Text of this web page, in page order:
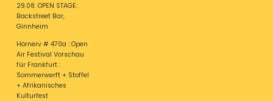
29.08. OPEN STAGE:
Backstreet Bar,
Ginnheim
Hörnerv # 470a : Open
Air Festival Vorschau
für Frankfurt :
Sommerwerft + Stoffel
+ Afrikanisches
Kulturfest